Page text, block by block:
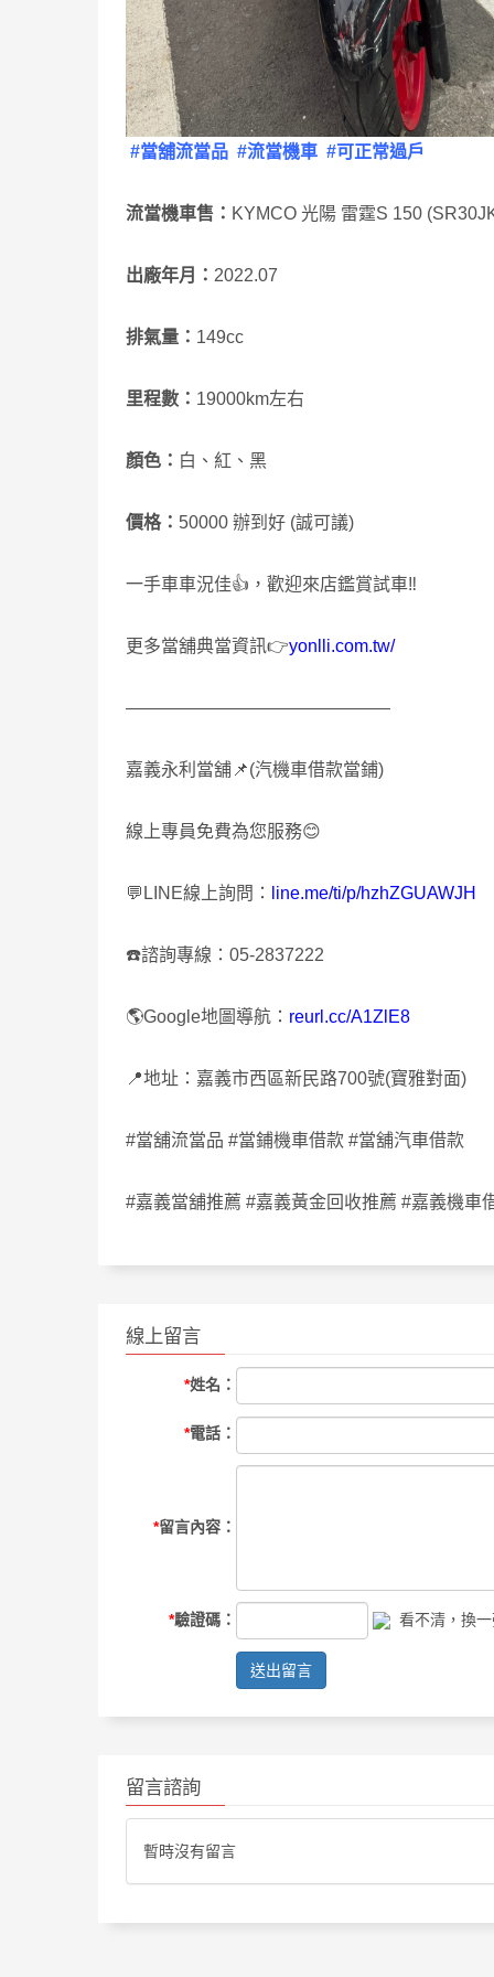
#當舖流當品 #流當機車 #可正常過戶
流當機車售： KYMCO 光陽 雷霆S 150
出廠年月： 2022.07
排氣量： 149cc
里程數： 19000km左右
顏色： 白、紅、黑
價格： 50000 辦到好 (誠可議)
一手車車況佳👍，歡迎來店鑑賞試車‼️
更多當舖典當資訊👉yonlli.com.tw/
———————————————
嘉義永利當舖📌(汽機車借款當鋪)
線上專員免費為您服務😊
💬LINE線上詢問： line.me/ti/p/hzhZGUAWJH
☎️諮詢專線：05-2837222
🌎Google地圖導航： reurl.cc/A1ZlE8
📍地址：嘉義市西區新民路700號(寶雅對面)
#當舖流當品 #當鋪機車借款 #當舖汽車借款
#嘉義當舖推薦 #嘉義黃金回收推薦 #嘉義機車
線上留言
*姓名：
*電話：
*留言內容：
*驗證碼： 看不清，換
送出留言
留言諮詢
暫時沒有留言